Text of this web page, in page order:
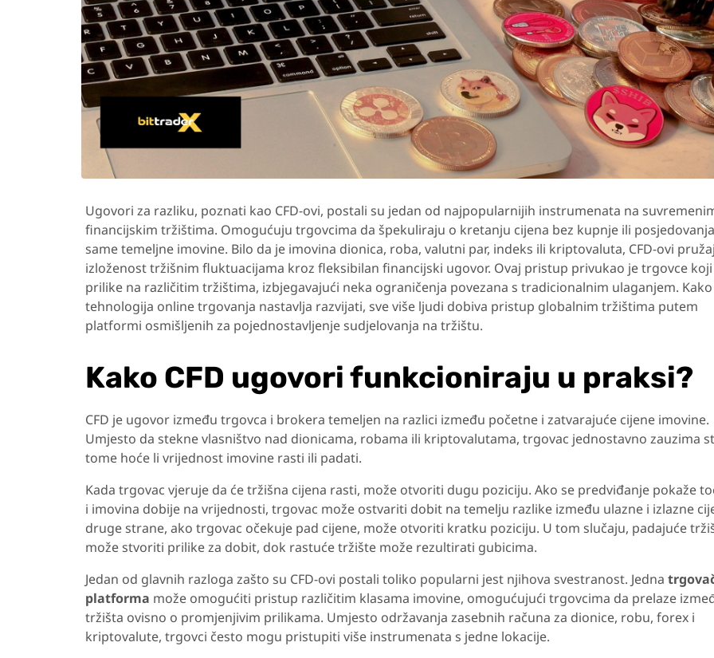
Ugovori za razliku, poznati kao CFD-ovi, postali su jedan od najpopularnijih instrumenata na
financijskim tržištima. Omogućuju trgovcima da špekuliraju o kretanju cijena bez kupnje ili posjedovanja
same temeljne imovine. Bilo da je imovina dionica, roba, valutni par, indeks ili kriptovaluta, CFD-ovi
izloženost tržišnim fluktuacijama kroz fleksibilan financijski ugovor. Ovaj pristup privukao je trgovce
prilike na različitim tržištima, izbjegavajući neka ograničenja povezana s tradicionalnim ulaganjem.
tehnologija online trgovanja nastavlja razvijati, sve više ljudi dobiva pristup globalnim tržištima putem
platformi osmišljenih za pojednostavljenje sudjelovanja na tržištu.
Kako CFD ugovori funkcioniraju u praksi?
CFD je ugovor između trgovca i brokera temeljen na razlici između početne i zatvarajuće cijene imovine.
Umjesto da stekne vlasništvo nad dionicama, robama ili kriptovalutama, trgovac jednostavno zauzima
tome hoće li vrijednost imovine rasti ili padati.
Kada trgovac vjeruje da će tržišna cijena rasti, može otvoriti dugu poziciju. Ako se predviđanje pokaže
i imovina dobije na vrijednosti, trgovac može ostvariti dobit na temelju razlike između ulazne i izlazne
druge strane, ako trgovac očekuje pad cijene, može otvoriti kratku poziciju. U tom slučaju, padajuće
može stvoriti prilike za dobit, dok rastuće tržište može rezultirati gubicima.
Jedan od glavnih razloga zašto su CFD-ovi postali toliko popularni jest njihova svestranost. Jedna
platforma može omogućiti pristup različitim klasama imovine, omogućujući trgovcima da prelaze
tržišta ovisno o promjenjivim prilikama. Umjesto održavanja zasebnih računa za dionice, robu, forex i
kriptovalute, trgovci često mogu pristupiti više instrumenata s jedne lokacije.